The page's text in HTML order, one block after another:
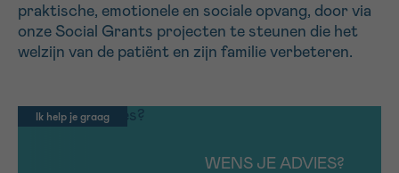
praktische, emotionele en sociale opvang, door via
onze Social Grants projecten te steunen die het
welzijn van de patiënt en zijn familie verbeteren.
Ik help je graag
WENS JE ADVIES?